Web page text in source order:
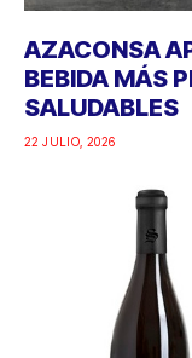
AZACONSA
BEBIDA MÁS
SALUDABLES
22 JULIO, 2026